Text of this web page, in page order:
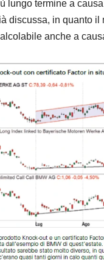
lungo termine a
discussa, in quanto il
anche a